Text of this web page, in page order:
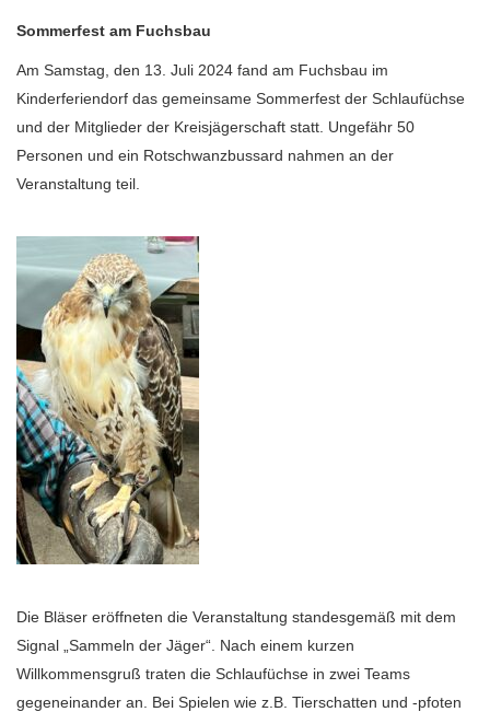
Sommerfest am Fuchsbau
Am Samstag, den 13. Juli 2024 fand am Fuchsbau im
Kinderferiendorf das gemeinsame Sommerfest der Schlaufüchse
und der Mitglieder der Kreisjägerschaft statt. Ungefähr 50
Personen und ein Rotschwanzbussard nahmen an der
Veranstaltung teil.
Die Bläser eröffneten die Veranstaltung standesgemäß mit dem
Signal „Sammeln der Jäger“. Nach einem kurzen
Willkommensgruß traten die Schlaufüchse in zwei Teams
gegeneinander an. Bei Spielen wie z.B. Tierschatten und -pfoten